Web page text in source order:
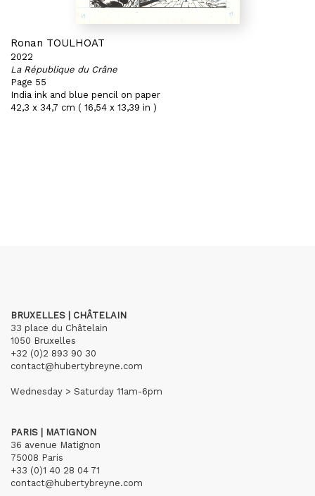
Ronan TOULHOAT
2022
La République du Crâne
Page 55
India ink and blue pencil on paper
42,3 x 34,7 cm ( 16,54 x 13,39 in )
BRUXELLES | CHÂTELAIN
33 place du Châtelain
1050 Bruxelles
+32 (0)2 893 90 30
contact@hubertybreyne.com
Wednesday > Saturday 11am-6pm
PARIS | MATIGNON
36 avenue Matignon
75008 Paris
+33 (0)1 40 28 04 71
contact@hubertybreyne.com